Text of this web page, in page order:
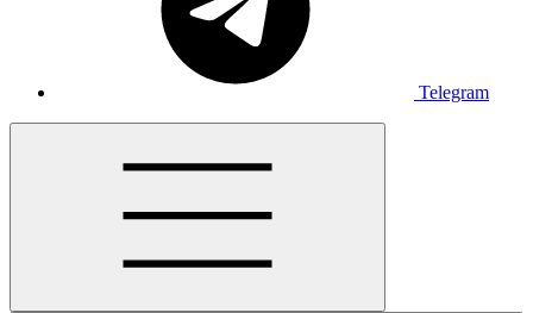
Telegram